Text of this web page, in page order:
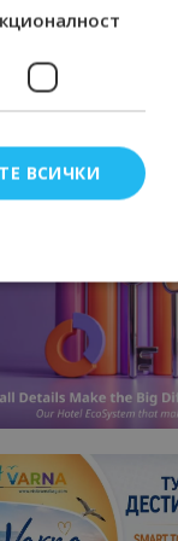
ВСИЧКИ
влизане и
съгласието
на сайта.